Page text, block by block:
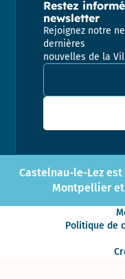
Restez
newsletter
Rejoignez notre
dernières
nouvelles de la
Adresse email
Castelnau-le-Lez
Montpellier et
Politique de